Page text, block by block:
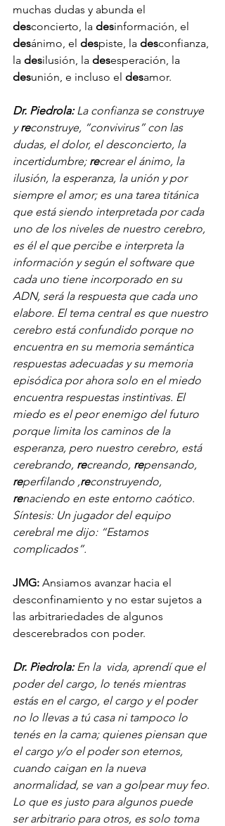
muchas dudas y abunda el
desconcierto, la desinformación, el
desánimo, el despiste, la desconfianza,
la desilusión, la desesperación, la
desunión, e incluso el desamor.
Dr. Piedrola: La confianza se construye
y reconstruye, “convivirus” con las
dudas, el dolor, el desconcierto, la
incertidumbre; recrear el ánimo, la
ilusión, la esperanza, la unión y por
siempre el amor; es una tarea titánica
que está siendo interpretada por cada
uno de los niveles de nuestro cerebro,
es él el que percibe e interpreta la
información y según el software que
cada uno tiene incorporado en su
ADN, será la respuesta que cada uno
elabore. El tema central es que nuestro
cerebro está confundido porque no
encuentra en su memoria semántica
respuestas adecuadas y su memoria
episódica por ahora solo en el miedo
encuentra respuestas instintivas. El
miedo es el peor enemigo del futuro
porque limita los caminos de la
esperanza, pero nuestro cerebro, está
cerebrando, recreando, repensando,
reperfilando ,reconstruyendo,
renaciendo en este entorno caótico.
Síntesis: Un jugador del equipo
cerebral me dijo: “Estamos
complicados”.
JMG: Ansiamos avanzar hacia el
desconfinamiento y no estar sujetos a
las arbitrariedades de algunos
descerebrados con poder.
Dr. Piedrola: En la  vida, aprendí que el
poder del cargo, lo tenés mientras
estás en el cargo, el cargo y el poder
no lo llevas a tú casa ni tampoco lo
tenés en la cama; quienes piensan que
el cargo y/o el poder son eternos,
cuando caigan en la nueva
anormalidad, se van a golpear muy feo.
Lo que es justo para algunos puede
ser arbitrario para otros, es solo toma